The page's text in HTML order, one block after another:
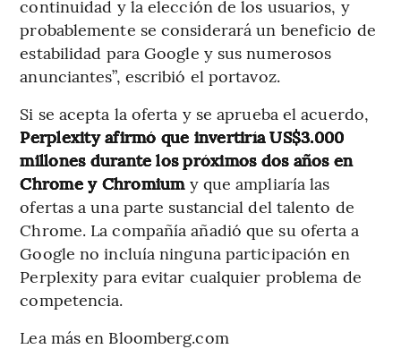
continuidad y la elección de los usuarios, y
probablemente se considerará un beneficio de
estabilidad para Google y sus numerosos
anunciantes”, escribió el portavoz.
Si se acepta la oferta y se aprueba el acuerdo,
Perplexity afirmó que invertiría US$3.000
millones durante los próximos dos años en
Chrome y Chromiumy que ampliaría las
ofertas a una parte sustancial del talento de
Chrome. La compañía añadió que su oferta a
Google no incluía ninguna participación en
Perplexity para evitar cualquier problema de
competencia.
Lea más en Bloomberg.com